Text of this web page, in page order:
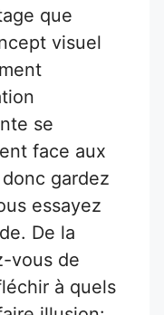
que
visuel
se
face aux
gardez
essayez
De la
vous de
à quels